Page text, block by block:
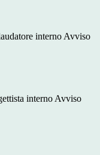
interno Avviso
interno Avviso